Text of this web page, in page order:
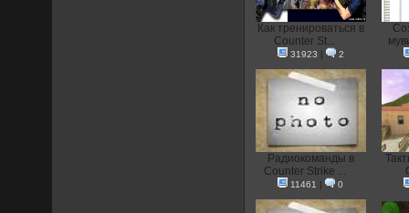
Как тренироваться в
Counter St...
31923 | 2
Радиокоманды в
Counter Strike ...
11461 | 0